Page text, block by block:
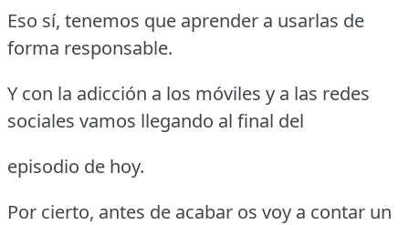
Eso sí, tenemos que aprender a usarlas de
forma responsable.
Y con la adicción a los móviles y a las redes
sociales vamos llegando al final del
episodio de hoy.
Por cierto, antes de acabar os voy a contar un